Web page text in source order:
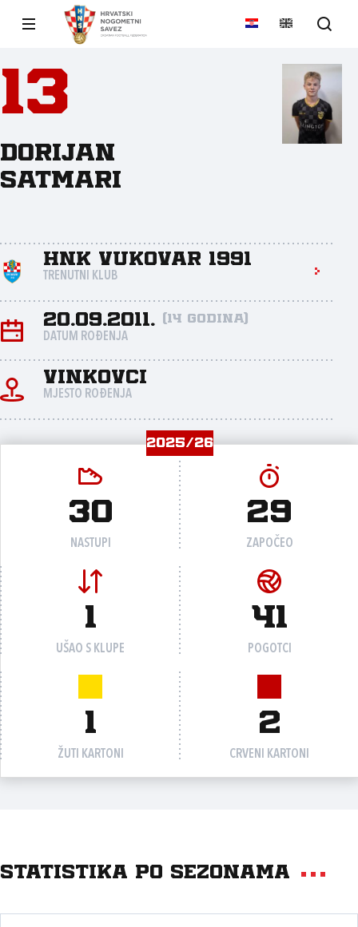
13
Dorijan
Satmari
HNK Vukovar 1991
TRENUTNI KLUB
20.09.2011. (14 godina)
DATUM ROĐENJA
Vinkovci
MJESTO ROĐENJA
2025/26
30
NASTUPI
29
ZAPOČEO
1
UŠAO S KLUPE
41
POGOTCI
1
ŽUTI KARTONI
2
CRVENI KARTONI
Statistika po sezonama